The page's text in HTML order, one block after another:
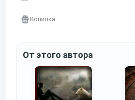
Копилка
От этого автора